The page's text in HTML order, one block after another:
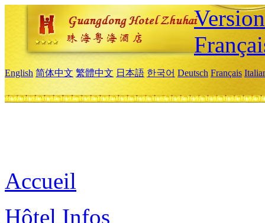
English 简体中文 繁體中文 日本語 한국어 Deutsch Français
Accueil
Hôtel Infos